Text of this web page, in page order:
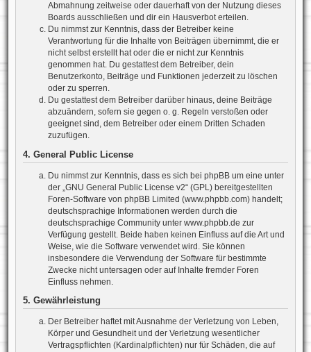
Abmahnung zeitweise oder dauerhaft von der Nutzung dieses
Boards ausschließen und dir ein Hausverbot erteilen.
Du nimmst zur Kenntnis, dass der Betreiber keine
Verantwortung für die Inhalte von Beiträgen übernimmt, die er
nicht selbst erstellt hat oder die er nicht zur Kenntnis
genommen hat. Du gestattest dem Betreiber, dein
Benutzerkonto, Beiträge und Funktionen jederzeit zu löschen
oder zu sperren.
Du gestattest dem Betreiber darüber hinaus, deine Beiträge
abzuändern, sofern sie gegen o. g. Regeln verstoßen oder
geeignet sind, dem Betreiber oder einem Dritten Schaden
zuzufügen.
4. General Public License
Du nimmst zur Kenntnis, dass es sich bei phpBB um eine unter
der „ GNU General Public License v2“ (GPL) bereitgestellten
Foren-Software von phpBB Limited (www.phpbb.com) handelt;
deutschsprachige Informationen werden durch die
deutschsprachige Community unter www.phpbb.de zur
Verfügung gestellt. Beide haben keinen Einfluss auf die Art und
Weise, wie die Software verwendet wird. Sie können
insbesondere die Verwendung der Software für bestimmte
Zwecke nicht untersagen oder auf Inhalte fremder Foren
Einfluss nehmen.
5. Gewährleistung
Der Betreiber haftet mit Ausnahme der Verletzung von Leben,
Körper und Gesundheit und der Verletzung wesentlicher
Vertragspflichten (Kardinalpflichten) nur für Schäden, die auf